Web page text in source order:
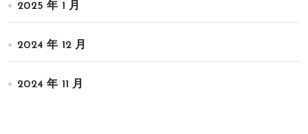
2025 年 1 月
2024 年 12 月
2024 年 11 月